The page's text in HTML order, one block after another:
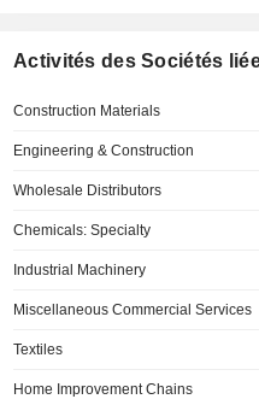
Activités des Sociétés
Construction Materials
Engineering & Construction
Wholesale Distributors
Chemicals: Specialty
Industrial Machinery
Miscellaneous Commercial Services
Textiles
Home Improvement Chains